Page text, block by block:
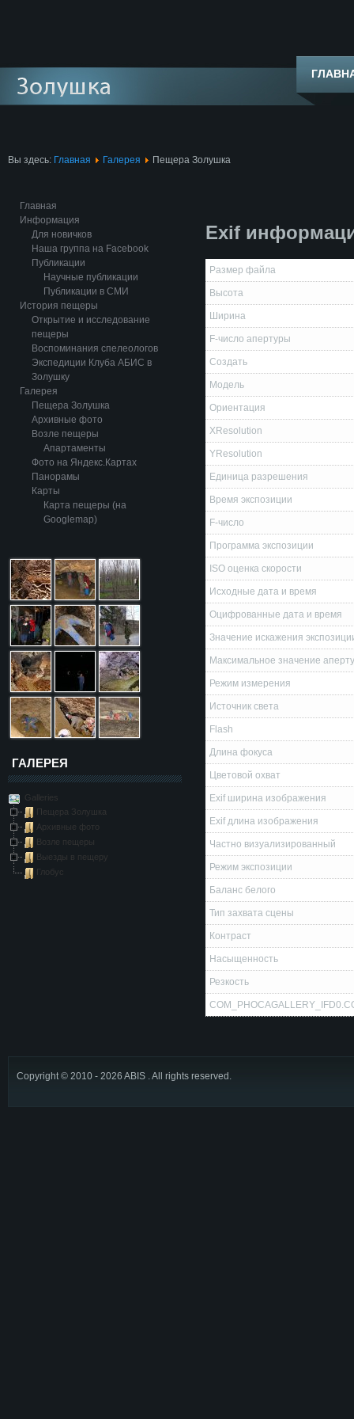
Вы здесь: Главная Галерея Пещера Золушка
Главная
Информация
Для новичков
Наша группа на Facebook
Публикации
Научные публикации
Публикации в СМИ
История пещеры
Открытие и исследование
пещеры
Воспоминания спелеологов
Экспедиции Клуба АБИС в
Золушку
Галерея
Пещера Золушка
Архивные фото
Возле пещеры
Апартаменты
Фото на Яндекс.Картах
Панорамы
Карты
Карта пещеры (на
Googlemap)
ГАЛЕРЕЯ
Galleries
Пещера Золушка
Архивные фото
Возле пещеры
Выезды в пещеру
Глобус
Exif
Размер файла
Высота
Ширина
F-число апертуры
Создать
Модель
Ориентация
XResolution
YResolution
Единица разрешения
Время экспозиции
F-число
Программа экспозиции
ISO оценка скорости
Исходные дата и время
Оцифрованные дата и время
Значение искажения
Максимальное значение
Режим измерения
Источник света
Flash
Длина фокуса
Цветовой охват
Exif ширина изображения
Exif длина изображения
Частно визуализированный
Режим экспозиции
Баланс белого
Тип захвата сцены
Контраст
Насыщенность
Резкость
Copyright © 2010 - 2026 ABIS . All rights reserved.